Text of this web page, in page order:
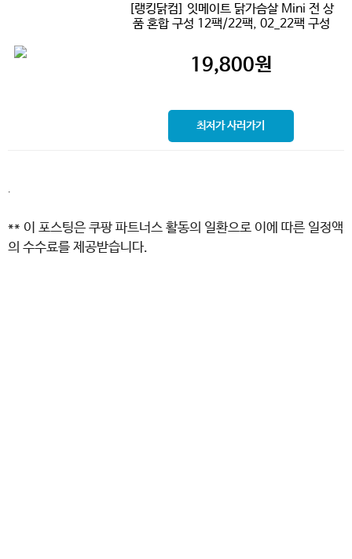
[랭킹닭컴] 잇메이트 닭가슴살 Mini 전 상
품 혼합 구성 12팩/22팩, 02_22팩 구성
19,800원
최저가 사러가기
.
** 이 포스팅은 쿠팡 파트너스 활동의 일환으로 이에 따른 일정액
의 수수료를 제공받습니다.